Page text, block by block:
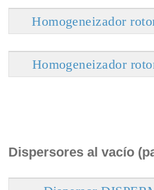
Homogeneizador
Homogeneizador
Dispersores al vacío